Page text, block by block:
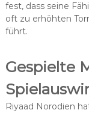
fest, dass seine
oft zu erhöhten
führt.
Gespielte
Riyaad Norodien